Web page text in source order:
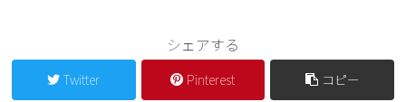
シェアする
Twitter Pinterest コピー